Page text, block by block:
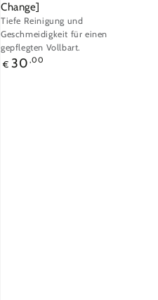
Change]
Tiefe Reinigung und
Geschmeidigkeit für einen
gepflegten Vollbart.
Regulärer
€ 30 ,00